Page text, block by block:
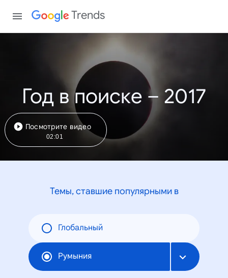
Trends
Год в поиске – 2017
Посмотрите видео
02:01
Темы, ставшие популярными в
Глобальный
Румыния